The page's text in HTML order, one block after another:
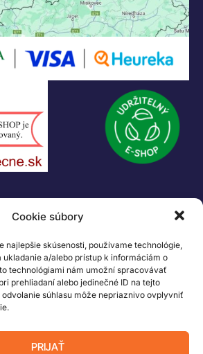
Cookie súbory
najlepšie skúsenosti, používame technológie,
ukladanie a/alebo prístup k informáciám o
technológiami nám umožní spracovávať
prehliadaní alebo jedinečné ID na tejto
súhlasu môže nepriaznivo ovplyvniť
PRIJAŤ